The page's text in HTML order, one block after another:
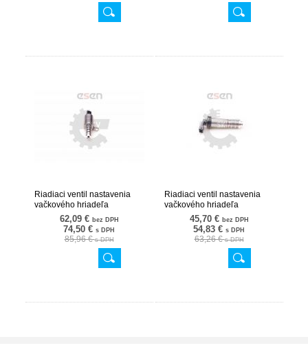
Riadiaci ventil nastavenia
vačkového hriadeľa
11367587760 39SKV015
62,09 € bez DPH
74,50 € s DPH
85,96 €s DPH
Riadiaci ventil nastavenia
vačkového hriadeľa
11368605123 39SKV014
45,70 € bez DPH
54,83 € s DPH
63,26 €s DPH